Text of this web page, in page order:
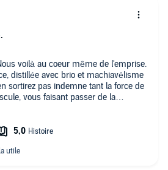
ce détruire avec passion et
éprouvant d'écouter cette histoire en
détesté ce livre...
voilà au coeur même de l'emprise.
distillée avec brio et machiavélisme
sortirez pas indemne tant la force de
vous faisant passer de la
bravo aux 2 lecteurs